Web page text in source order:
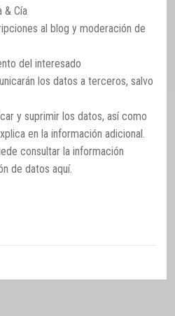
& Cía
al blog y moderación de
del interesado
los datos a terceros, salvo
y suprimir los datos, así como
en la información adicional.
consultar la información
de datos aquí.